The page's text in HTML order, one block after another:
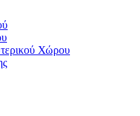
Χώρου